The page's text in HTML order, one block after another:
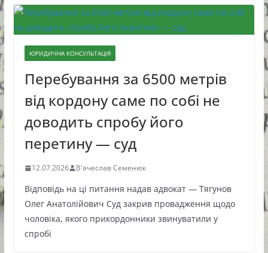
ЮРИДИЧНА КОНСУЛЬТАЦІЯ
Перебування за 6500 метрів
від кордону саме по собі не
доводить спробу його
перетину — суд
12.07.2026 В'ячеслав Семенюк
Відповідь на ці питання надав адвокат — Тягунов
Олег Анатолійович Суд закрив провадження щодо
чоловіка, якого прикордонники звинуватили у
спробі